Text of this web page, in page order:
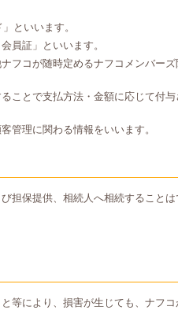
といいます。
員証」といいます。
フコが随時定めるナフコメンバー
ことで支払方法・金額に応じて付与
管理に関わる情報をいいます。
担保提供、相続人へ相続することは
等により、損害が生じても、ナフ